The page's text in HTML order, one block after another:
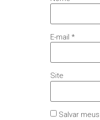
E-mail *
Site
Salvar